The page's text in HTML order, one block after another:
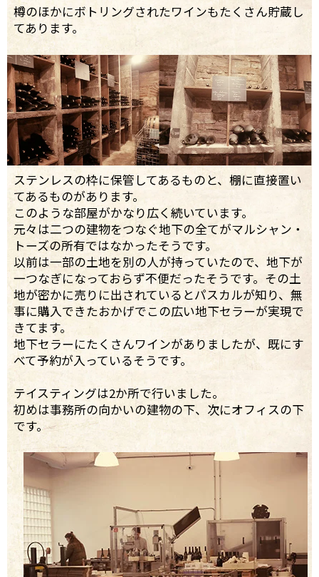
樽のほかにボトリングされたワインもたくさん貯蔵し
てあります。
ステンレスの枠に保管してあるものと、棚に直接置い
てあるものがあります。
このような部屋がかなり広く続いています。
元々は二つの建物をつなぐ地下の全てがマルシャン・
トーズの所有ではなかったそうです。
以前は一部の土地を別の人が持っていたので、地下が
一つなぎになっておらず不便だったそうです。その土
地が密かに売りに出されているとパスカルが知り、無
事に購入できたおかげでこの広い地下セラーが実現で
きてます。
地下セラーにたくさんワインがありましたが、既にす
べて予約が入っているそうです。
テイスティングは2か所で行いました。
初めは事務所の向かいの建物の下、次にオフィスの下
です。